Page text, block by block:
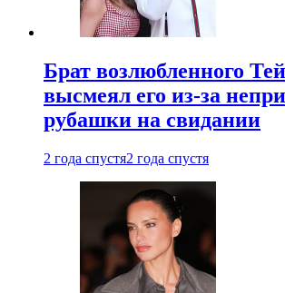
Брат возлюбленного
высмеял его из-за
рубашки на свидании
2 года спустя2 года спустя